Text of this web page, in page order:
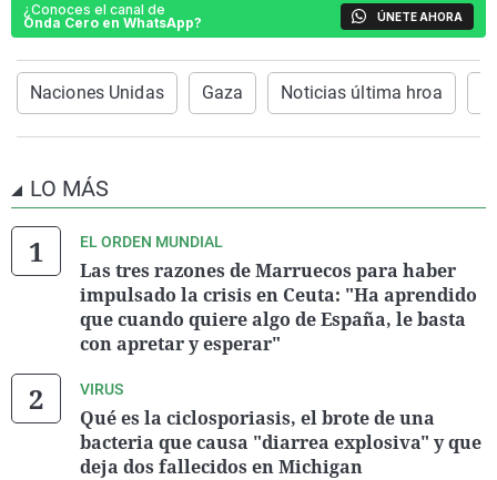
¿Conoces el canal de
Onda Cero en WhatsApp?
ÚNETE AHORA
Naciones Unidas Gaza Noticias última hroa
LO MÁS
EL ORDEN MUNDIAL
Las tres razones de Marruecos para haber
impulsado la crisis en Ceuta: "Ha aprendido
que cuando quiere algo de España, le basta
con apretar y esperar"
VIRUS
Qué es la ciclosporiasis, el brote de una
bacteria que causa "diarrea explosiva" y que
deja dos fallecidos en Michigan